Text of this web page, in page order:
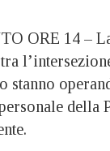
ORE 14 –
tra
stanno
della